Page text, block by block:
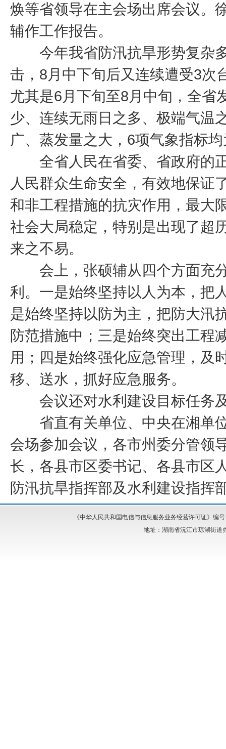
焕等省领导在主会场出席会议。
辅作工作报告。
今年我省防汛抗旱形势复杂多
击，8月中下旬后又连续遭受3次
尤其是6月下旬至8月中旬，全省
少、连续无雨日之多、极端气温
广、蒸发量之大，6项气象指标
全省人民在省委、省政府的正
人民群众生命安全，有效地保证
和非工程措施的抗灾作用，最大
社会大局稳定，特别是出现了超
来之不易。
会上，张硕辅从四个方面充分
利。一是始终坚持以人为本，把
是始终坚持以防为主，把防大汛
防范措施中；三是始终突出工程
用；四是始终强化应急管理，及
移、送水，抓好应急服务。
会议还对水利建设目标任务及
省直有关单位、中央在湘单位
会场参加会议，各市州委分管领
长，各县市区委书记、各县市区
防汛抗旱指挥部及水利建设指挥
《中华人民共和国电信与信息服务业务经营许可证》编
地址：湖南省沅江市琼湖街